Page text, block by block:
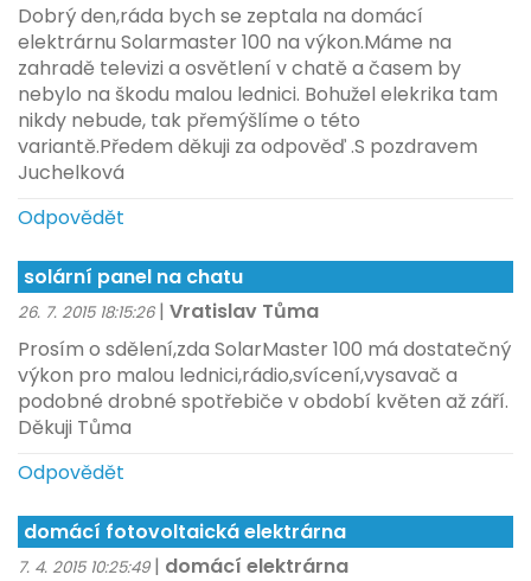
Dobrý den,ráda bych se zeptala na domácí
elektrárnu Solarmaster 100 na výkon.Máme na
zahradě televizi a osvětlení v chatě a časem by
nebylo na škodu malou lednici. Bohužel elekrika tam
nikdy nebude, tak přemýšlíme o této
variantě.Předem děkuji za odpověď .S pozdravem
Juchelková
Odpovědět
solární panel na chatu
26. 7. 2015 18:15:26 | Vratislav Tůma
Prosím o sdělení,zda SolarMaster 100 má dostatečný
výkon pro malou lednici,rádio,svícení,vysavač a
podobné drobné spotřebiče v období květen až září.
Děkuji Tůma
Odpovědět
domácí fotovoltaická elektrárna
7. 4. 2015 10:25:49 | domácí elektrárna